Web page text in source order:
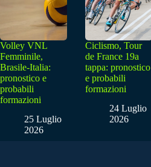
Volley VNL
Femminile,
Brasile-Italia:
pronostico e
probabili
formazioni
25 Luglio
2026
Ciclismo, Tour
de France 19a
tappa: pronostico
e probabili
formazioni
24 Luglio
2026